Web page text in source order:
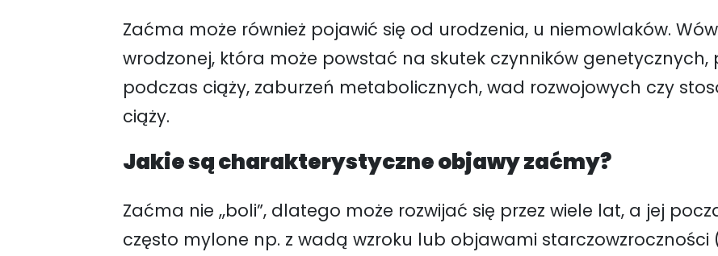
Zaćma może również pojawić się od urodzenia, u niemowlaków.
wrodzonej, która może powstać na skutek czynników
podczas ciąży, zaburzeń metabolicznych, wad rozwojowych czy
ciąży.
Jakie są charakterystyczne objawy zaćmy?
Zaćma nie ,,boli”, dlatego może rozwijać się przez wiele lat, a jej
często mylone np. z wadą wzroku lub objawami starczowzroczności